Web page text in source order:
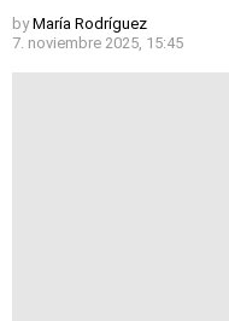
by María Rodríguez
7. noviembre 2025, 15:45